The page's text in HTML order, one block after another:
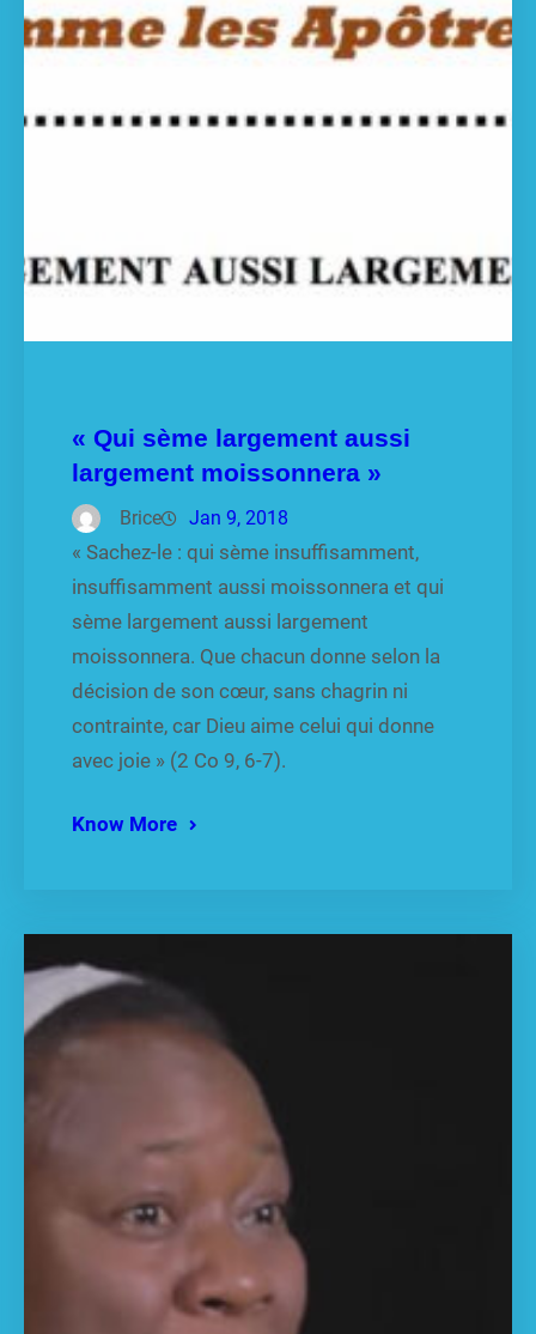
« Qui sème largement aussi
largement moissonnera »
Brice Jan 9, 2018
« Sachez-le : qui sème insuffisamment,
insuffisamment aussi moissonnera et qui
sème largement aussi largement
moissonnera. Que chacun donne selon la
décision de son cœur, sans chagrin ni
contrainte, car Dieu aime celui qui donne
avec joie » (2 Co 9, 6-7).
Know More